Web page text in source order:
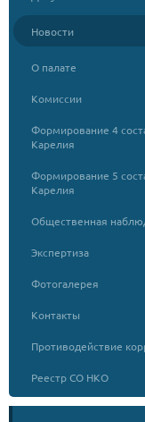
Новости
О палате
Комиссии
Формирование 4
Карелия
Формирование 5
Карелия
Общественная
Экспертиза
Фотогалерея
Контакты
Противодействие
Реестр СО НКО